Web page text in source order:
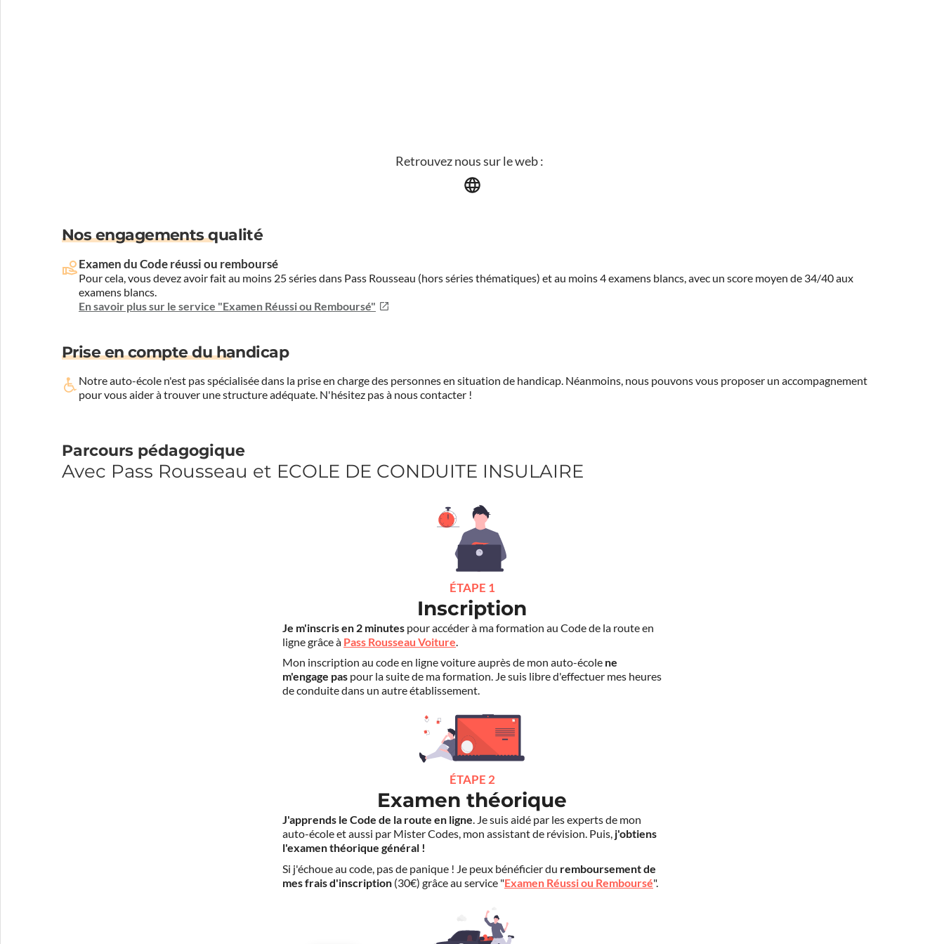
Retrouvez nous sur le web :
Nos engagements qualité
Examen du Code réussi ou remboursé
Pour cela, vous devez avoir fait au moins 25 séries dans Pass Rousseau (hors séries thématiques) et au moins 4 examens blancs, avec un score moyen de 34/40 aux
examens blancs.
En savoir plus sur le service "Examen Réussi ou Remboursé"
Prise en compte du handicap
Notre auto-école n'est pas spécialisée dans la prise en charge des personnes en situation de handicap. Néanmoins, nous pouvons vous proposer un accompagnement
pour vous aider à trouver une structure adéquate. N'hésitez pas à nous contacter !
Parcours pédagogique
Avec Pass Rousseau et ECOLE DE CONDUITE INSULAIRE
ÉTAPE 1
Inscription
Je m'inscris en 2 minutes pour accéder à ma formation au Code de la route en
ligne grâce à Pass Rousseau Voiture.
Mon inscription au code en ligne voiture auprès de mon auto-école ne
m'engage pas pour la suite de ma formation. Je suis libre d'effectuer mes heures
de conduite dans un autre établissement.
ÉTAPE 2
Examen théorique
J'apprends le Code de la route en ligne. Je suis aidé par les experts de mon
auto-école et aussi par Mister Codes, mon assistant de révision. Puis, j'obtiens
l'examen théorique général !
Si j'échoue au code, pas de panique ! Je peux bénéficier du remboursement de
mes frais d'inscription (30€) grâce au service "Examen Réussi ou Remboursé".